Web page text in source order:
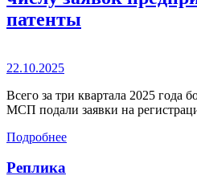
патенты
22.10.2025
Всего за три квартала 2025 года
МСП подали заявки на
Подробнее
Реплика